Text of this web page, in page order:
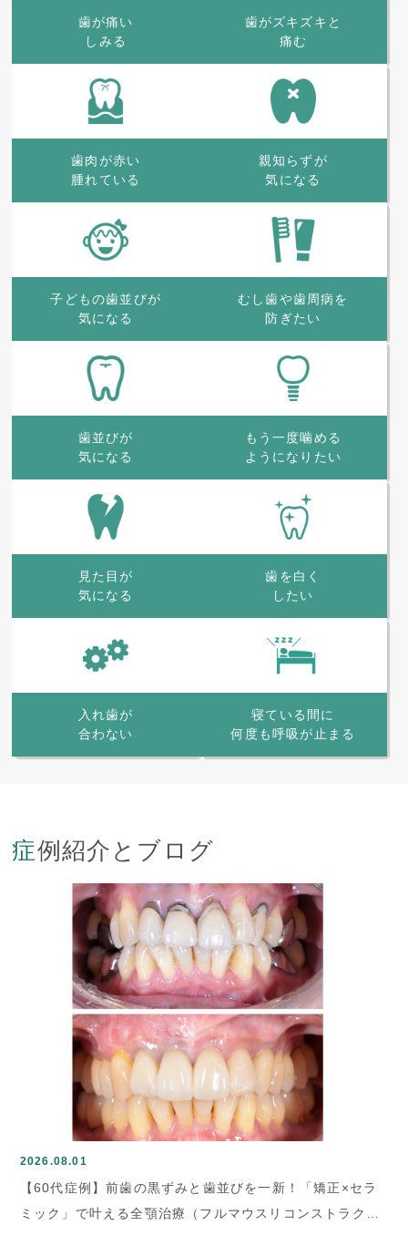
歯が痛い
しみる
歯がズキズキと
痛む
歯肉が赤い
腫れている
親知らずが
気になる
子どもの歯並びが
気になる
むし歯や歯周病を
防ぎたい
歯並びが
気になる
もう一度噛める
ようになりたい
見た目が
気になる
歯を白く
したい
入れ歯が
合わない
寝ている間に
何度も呼吸が止まる
症例紹介とブログ
2026.08.01
【60代症例】前歯の黒ずみと歯並びを一新！「矯正×セラ
ミック」で叶える全顎治療（フルマウスリコンストラク…